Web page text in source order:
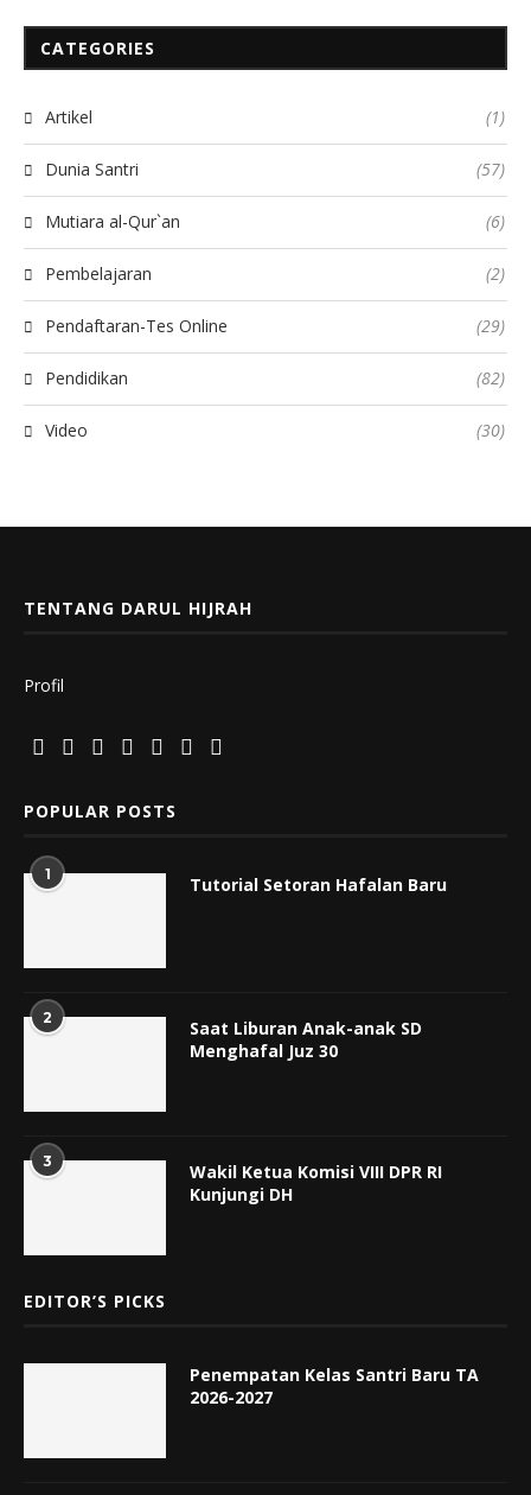
CATEGORIES
Artikel (1)
Dunia Santri (57)
Mutiara al-Qur`an (6)
Pembelajaran (2)
Pendaftaran-Tes Online (29)
Pendidikan (82)
Video (30)
TENTANG DARUL HIJRAH
Profil
POPULAR POSTS
1 Tutorial Setoran Hafalan Baru
2
Saat Liburan Anak-anak SD
Menghafal Juz 30
3
Wakil Ketua Komisi VIII DPR RI
Kunjungi DH
EDITOR’S PICKS
Penempatan Kelas Santri Baru TA
2026-2027